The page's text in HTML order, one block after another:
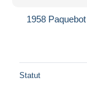
1958
Statut